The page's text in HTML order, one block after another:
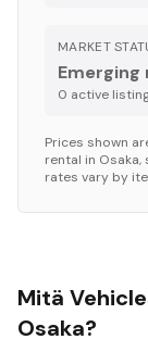
MARKET
Emerging
0 active
Prices shown
rental in Osaka,
rates vary by
Mitä
Osaka?